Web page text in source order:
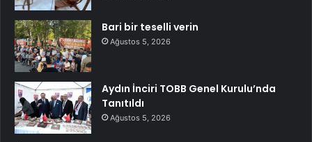
Bari bir teselli verin
Ağustos 5, 2026
Aydın İnciri TOBB Genel Kurulu’nda
Tanıtıldı
Ağustos 5, 2026